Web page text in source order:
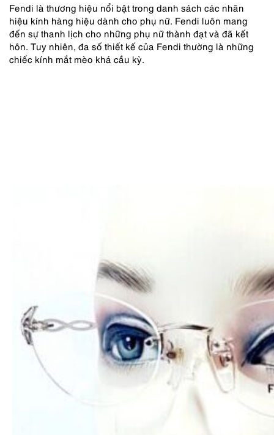
Fendi là thương hiệu nổi bật trong danh sách các nhãn
hiệu kính hàng hiệu dành cho phụ nữ. Fendi luôn mang
đến sự thanh lịch cho những phụ nữ thành đạt và đã kết
hôn. Tuy nhiên, đa số thiết kế của Fendi thường là những
chiếc kính mắt mèo khá cầu kỳ.